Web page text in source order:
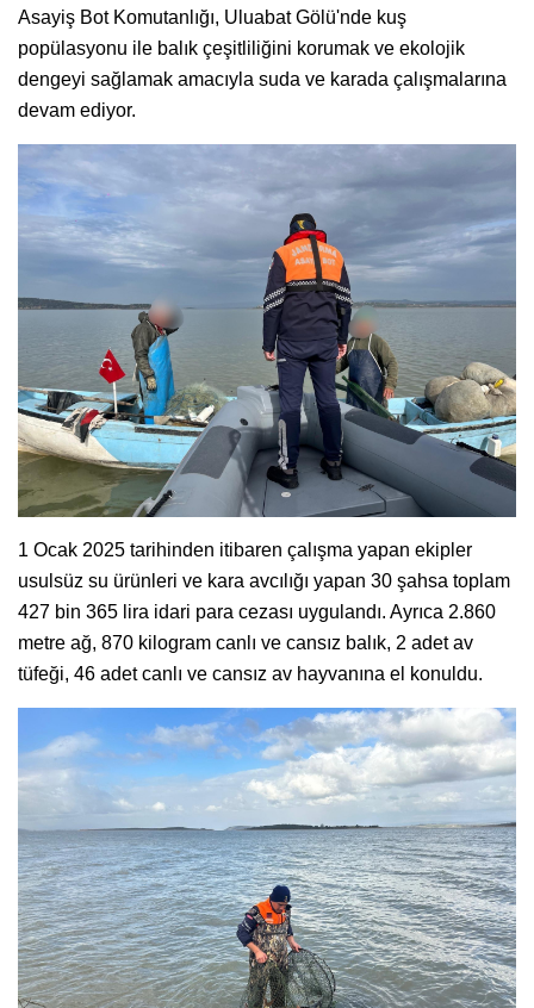
Asayiş Bot Komutanlığı, Uluabat Gölü'nde kuş
popülasyonu ile balık çeşitliliğini korumak ve ekolojik
dengeyi sağlamak amacıyla suda ve karada çalışmalarına
devam ediyor.
1 Ocak 2025 tarihinden itibaren çalışma yapan ekipler
usulsüz su ürünleri ve kara avcılığı yapan 30 şahsa toplam
427 bin 365 lira idari para cezası uygulandı. Ayrıca 2.860
metre ağ, 870 kilogram canlı ve cansız balık, 2 adet av
tüfeği, 46 adet canlı ve cansız av hayvanına el konuldu.